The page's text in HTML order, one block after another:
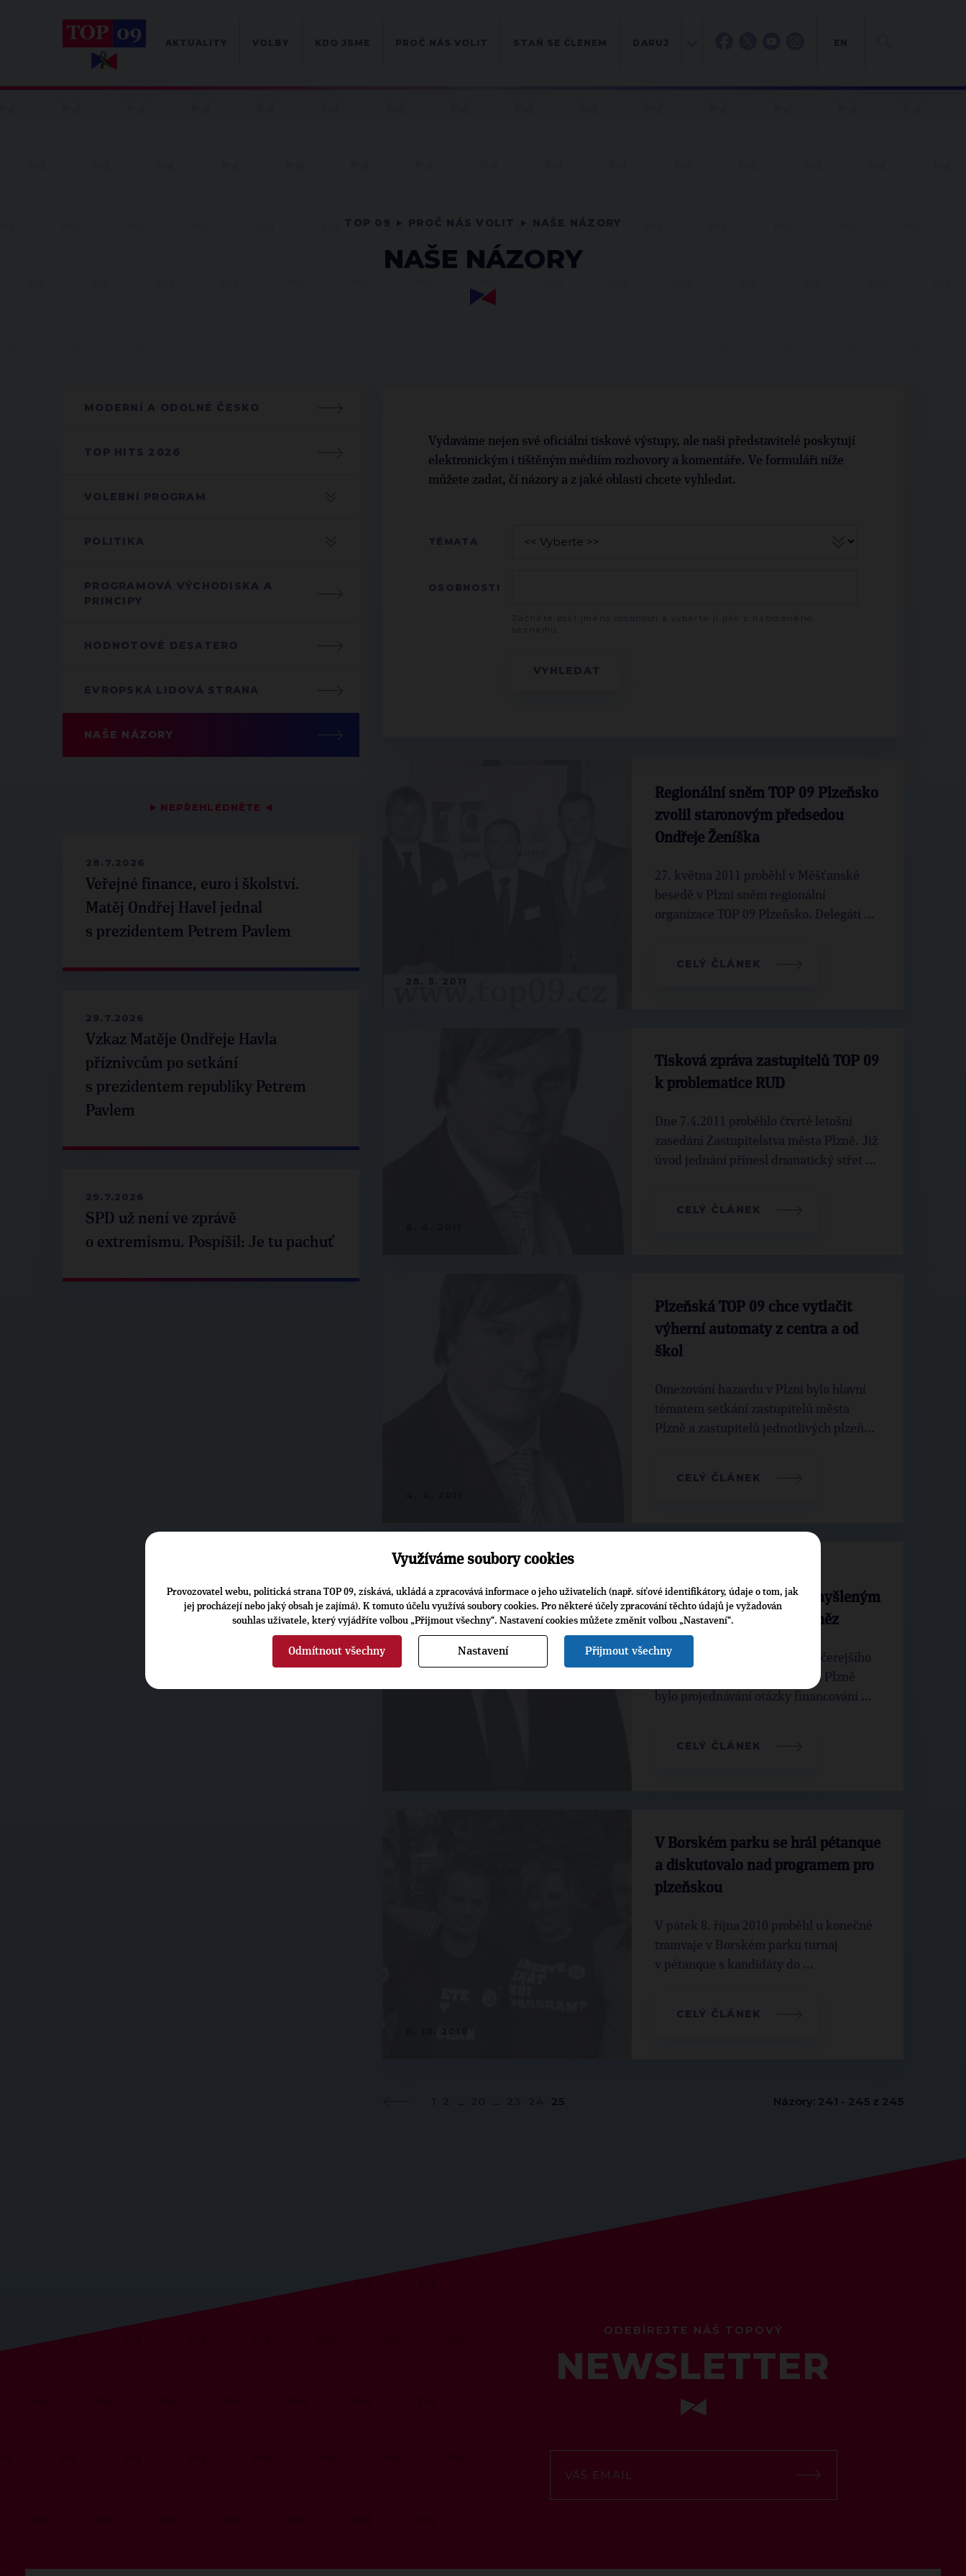
NAŠE NÁZORY
MODERNÍ A ODOLNÉ ČESKO
TOP HITS 2026
VOLEBNÍ PROGRAM
POLITIKA
PROGRAMOVÁ VÝCHODISKA A
PRINCIPY
HODNOTOVÉ DESATERO
EVROPSKÁ LIDOVÁ STRANA
NAŠE NÁZORY
▶ NEPŘEHLÉDNĚTE ◀
28.7.2026
Veřejné finance, euro i školství.
Matěj Ondřej Havel jednal
s prezidentem Petrem Pavlem
29.7.2026
Vzkaz Matěje Ondřeje Havla
příznivcům po setkání
s prezidentem republiky Petrem
Pavlem
29.7.2026
SPD už není ve zprávě
o extremismu. Pospíšil: Je tu pachuť
Vydaváme nejen své oficiální tiskové výstupy, ale naši představitelé poskytují
elektronickým i tištěným médiím rozhovory a komentáře. Ve formuláři níže
můžete zadat, čí názory a z jaké oblasti chcete vyhledat.
TÉMATA
OSOBNOSTI
Regionální sněm TOP 09 Plzeňsko
zvolil staronovým předsedou
Ondřeje Ženíška
27. května 2011 proběhl v Měšťanské
besedě v Plzni sněm regionální
organizace TOP 09 Plzeňsko. Delegáti ...
CELÝ ČLÁNEK
Tisková zpráva zastupitelů TOP 09
k problematice RUD
Dne 7.4.2011 proběhlo čtvrté letošní
zasedání Zastupitelstva města Plzně. Již
úvod jednání přinesl dramatický střet ...
CELÝ ČLÁNEK
Plzeňská TOP 09 chce vytlačit
výherní automaty z centra a od
škol
Omezování hazardu v Plzni bylo hlavní
tématem setkání zastupitelů města
Plzně a zastupitelů jednotlivých plzeň...
CELÝ ČLÁNEK
s populistickým a nepromyšleným
utrácením městských peněz
Nejkontroverznějším bodem včerejšího
zasedání Zastupitelstva města Plzně
bylo projednávání otázky financování ...
CELÝ ČLÁNEK
V Borském parku se hrál pétanque
a diskutovalo nad programem pro
plzeňskou
V pátek 8. října 2010 proběhl u konečné
tramvaje v Borském parku turnaj
v pétanque s kandidáty do ...
CELÝ ČLÁNEK
... ... 25 Názory: 241 - 245 z 245
ODEBÍREJTE NÁŠ TOPOVÝ
NEWSLETTER
Využíváme soubory cookies
Provozovatel webu, politická strana TOP 09, získává, ukládá a zpracovává informace o jeho uživatelích (např. síťové identifikátory, údaje o tom, jak
jej procházejí nebo jaký obsah je zajímá). K tomuto účelu využívá soubory cookies. Pro některé účely zpracování těchto údajů je vyžadován
souhlas uživatele, který vyjádříte volbou „Přijmout všechny“. Nastavení cookies můžete změnit volbou „Nastavení“.
Odmítnout všechny Nastavení Přijmout všechny